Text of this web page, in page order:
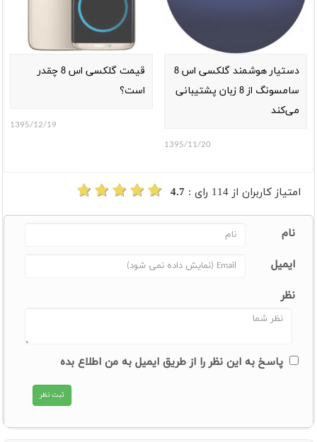
دستیار هوشمند گلکسی اس 8
سامسونگ از 8 زبان پشتیبانی
می‌کند
1395/11/20
قیمت گلکسی اس 8 چقدر
است؟
1395/12/19
امتیاز کاربران از 114 رای : 4.7
نام
ایمیل
نظر
پاسخ به این نظر را از طریق ایمیل به من اطلاع بده